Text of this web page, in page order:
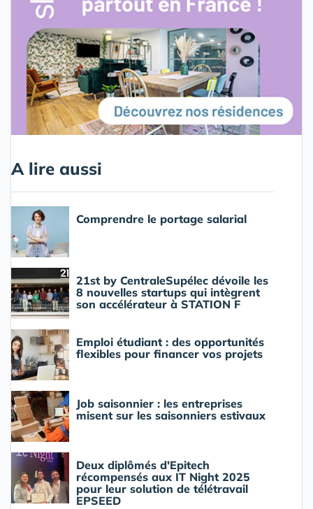
A lire aussi
Comprendre le portage salarial
21st by CentraleSupélec dévoile les
8 nouvelles startups qui intègrent
son accélérateur à STATION F
Emploi étudiant : des opportunités
flexibles pour financer vos projets
Job saisonnier : les entreprises
misent sur les saisonniers estivaux
Deux diplômés d'Epitech
récompensés aux IT Night 2025
pour leur solution de télétravail
EPSEED